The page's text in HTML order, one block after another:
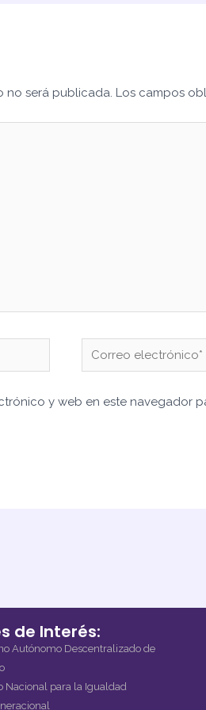
no será publicada. Los campos
Correo
electrónico*
y web en este navegador
de Interés:
Autónomo Descentralizado de
Nacional para la Igualdad